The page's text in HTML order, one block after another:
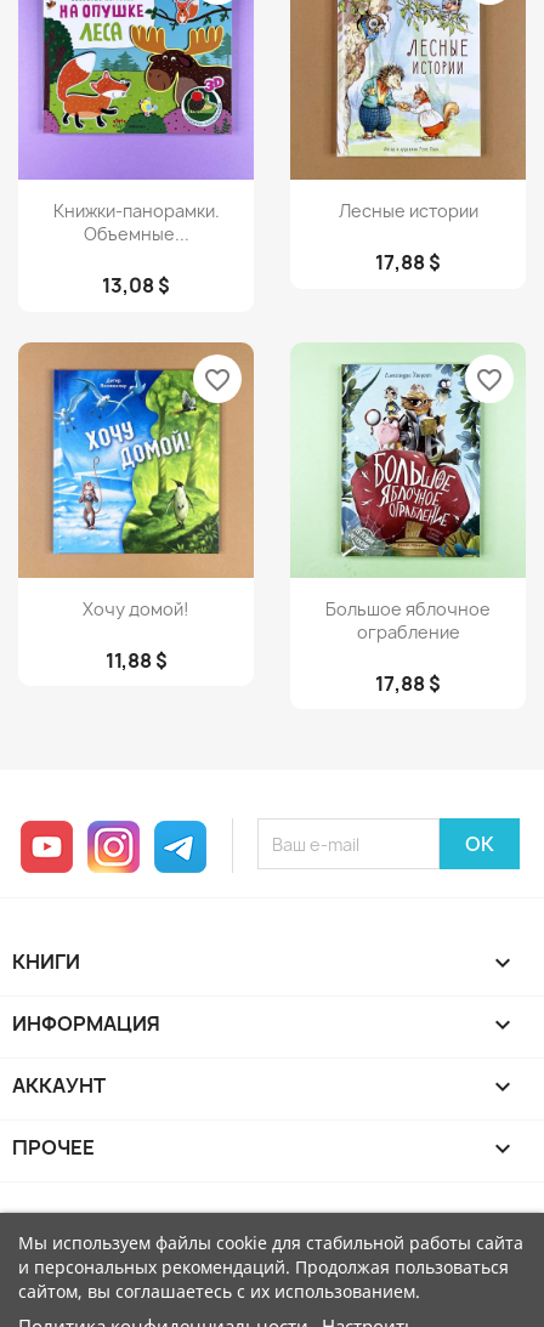
Просмотр
Книжки-панорамки.
Объемные...
13,08 $
Просмотр
Лесные истории
17,88 $
Просмотр
Хочу домой!
11,88 $
favorite_border
Просмотр
Большое яблочное
ограбление
17,88 $
favorite_border
YouTube InstagramTelegram
КНИГИ 
ИНФОРМАЦИЯ 
АККАУНТ 
ПРОЧЕЕ 
Мы используем файлы cookie для стабильной работы сайта
и персональных рекомендаций. Продолжая пользоваться
сайтом, вы соглашаетесь с их использованием.